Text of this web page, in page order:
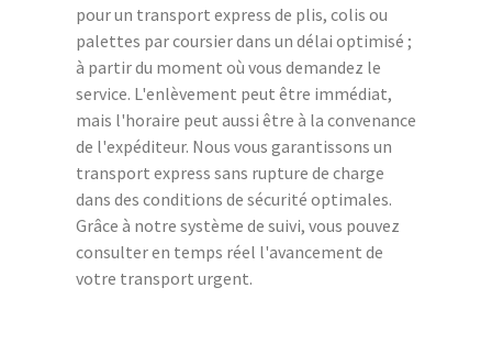
pour un transport express de plis, colis ou
palettes par coursier dans un délai optimisé ;
à partir du moment où vous demandez le
service. L'enlèvement peut être immédiat,
mais l'horaire peut aussi être à la convenance
de l'expéditeur. Nous vous garantissons un
transport express sans rupture de charge
dans des conditions de sécurité optimales.
Grâce à notre système de suivi, vous pouvez
consulter en temps réel l'avancement de
votre transport urgent.